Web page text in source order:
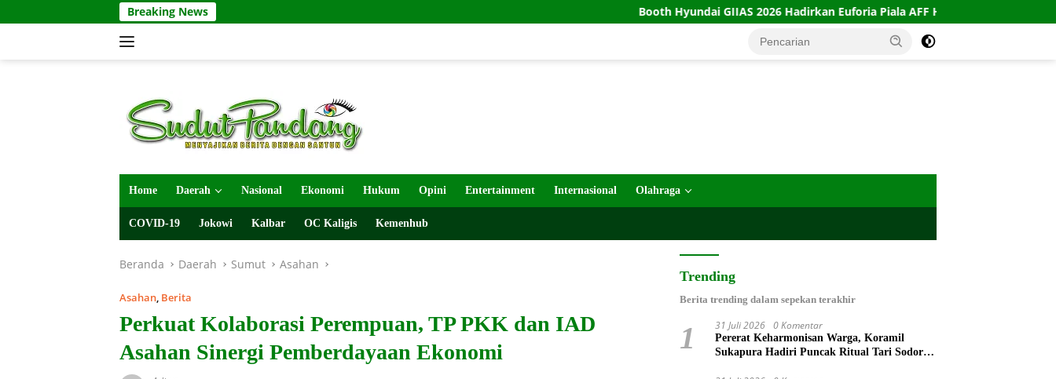
ke
Breaking News Booth Hyundai GIIAS 2026 Hadirkan Euforia Piala AFF Hyundai Cup
Home Daerah Nasional Ekonomi Hukum Opini Entertainment Internasional Olahraga
COVID-19 Jokowi Kalbar OC Kaligis Kemenhub
Beranda Daerah Sumut Asahan
Asahan, Berita
Perkuat Kolaborasi Perempuan, TP PKK dan IAD
Asahan Sinergi Pemberdayaan Ekonomi
Trending
Berita trending dalam sepekan terakhir
1 31 Juli 2026 0 Komentar
Pererat Keharmonisan Warga, Koramil
Sukapura Hadiri Puncak Ritual Tari Sodoran